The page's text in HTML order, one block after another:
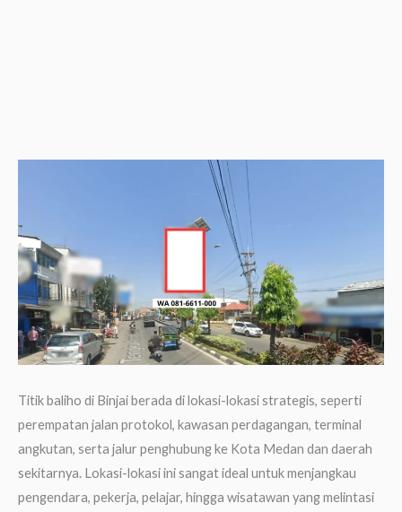
Titik baliho di Binjai berada di lokasi-lokasi strategis, seperti
perempatan jalan protokol, kawasan perdagangan, terminal
angkutan, serta jalur penghubung ke Kota Medan dan daerah
sekitarnya. Lokasi-lokasi ini sangat ideal untuk menjangkau
pengendara, pekerja, pelajar, hingga wisatawan yang melintasi